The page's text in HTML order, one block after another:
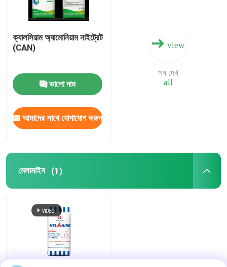
ক্যালসিয়াম অ্যামোনিয়াম নাইট্রেট (CAN)
মেলামাইন
বায়ো-মিথানল
অটোমোটিভ গ্রেড ইউরিয়া
পিওএম প্লাস্টিক
ফুরফুরিল অ্যালকোহল
ক্যালসিয়াম অ্যামোনিয়াম নাইট্রেট
(CAN)
ভালো দাম
আমাদের সাথে যোগাযোগ করুন
view
all
সব দেখ
মেলামাইন (1)